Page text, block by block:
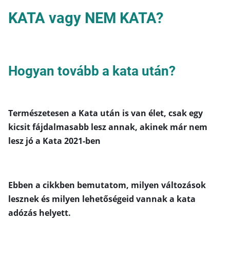
KATA vagy NEM KATA?
Hogyan tovább a kata után?
Természetesen a Kata után is van élet, csak egy
kicsit fájdalmasabb lesz annak, akinek már nem
lesz jó a Kata 2021-ben
Ebben a cikkben bemutatom, milyen változások
lesznek és milyen lehetőségeid vannak a kata
adózás helyett.